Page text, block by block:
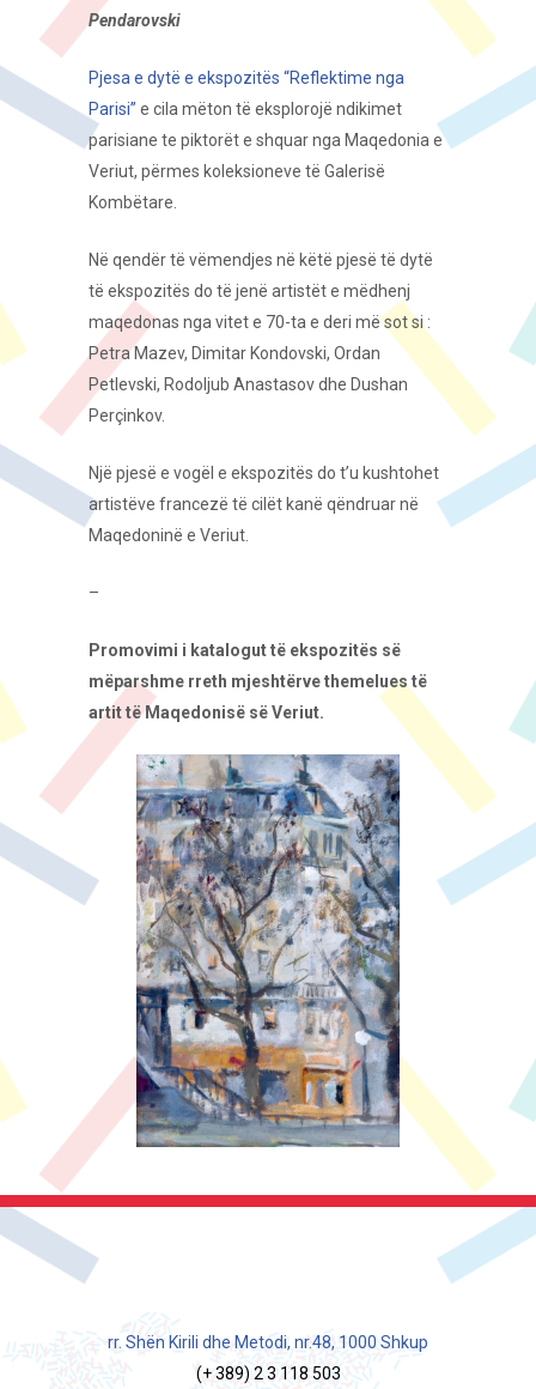
Pendarovski
Pjesa e dytë e ekspozitës “Reflektime nga
Parisi” e cila mëton të eksplorojë ndikimet
parisiane te piktorët e shquar nga Maqedonia e
Veriut, përmes koleksioneve të Galerisë
Kombëtare.
Në qendër të vëmendjes në këtë pjesë të dytë
të ekspozitës do të jenë artistët e mëdhenj
maqedonas nga vitet e 70-ta e deri më sot si :
Petra Mazev, Dimitar Kondovski, Ordan
Petlevski, Rodoljub Anastasov dhe Dushan
Perçinkov.
Një pjesë e vogël e ekspozitës do t’u kushtohet
artistëve francezë të cilët kanë qëndruar në
Maqedoninë e Veriut.
–
Promovimi i katalogut të ekspozitës së
mëparshme rreth mjeshtërve themelues të
artit të Maqedonisë së Veriut.
rr. Shën Kirili dhe Metodi, nr.48, 1000 Shkup
(+ 389) 2 3 118 503